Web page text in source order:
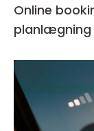
Online
planlægning